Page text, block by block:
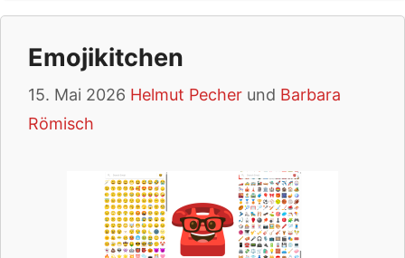
Emojikitchen
15. Mai 2026 Helmut Pecher und Barbara
Römisch